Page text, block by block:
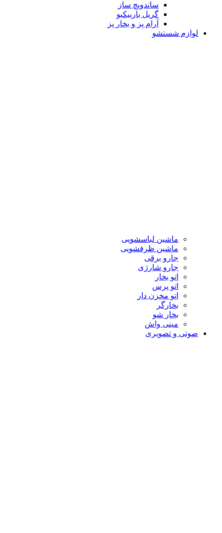
ساندویچ ساز
گریل باربیکیو
آرام پز و بخار پز
لوازم شستشو
ماشین لباسشویی
ماشین ظرفشویی
جارو برقی
جارو شارژی
اتو بخار
اتو پرس
اتو مخزن دار
بخارگر
بخار شو
مینی واش
صوتی و تصویری